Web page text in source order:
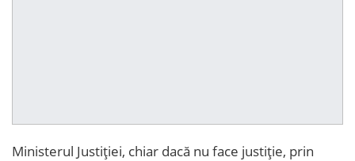
Ministerul Justiției, chiar dacă nu face justiție, prin